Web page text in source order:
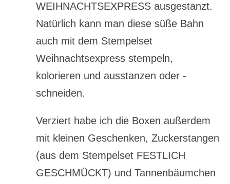
WEIHNACHTSEXPRESS ausgestanzt.
Natürlich kann man diese süße Bahn
auch mit dem Stempelset
Weihnachtsexpress stempeln,
kolorieren und ausstanzen oder -
schneiden.
Verziert habe ich die Boxen außerdem
mit kleinen Geschenken, Zuckerstangen
(aus dem Stempelset FESTLICH
GESCHMÜCKT) und Tannenbäumchen